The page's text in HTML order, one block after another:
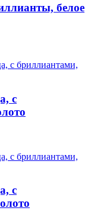
белое
с
с